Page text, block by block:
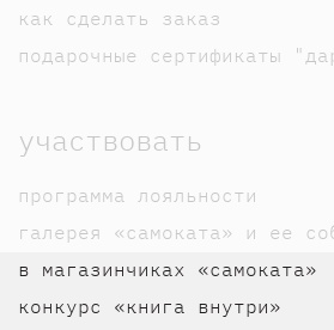
как сделать заказ
подарочные сертификаты
участвовать
программа лояльности
галерея «самоката» и ее
в магазинчиках «самоката»
конкурс «книга внутри»